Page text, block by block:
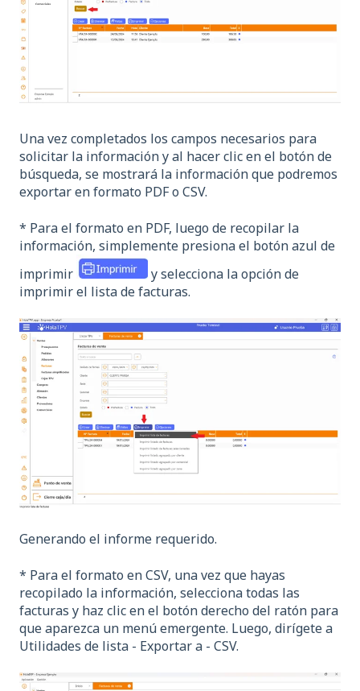
Una vez completados los campos necesarios para
solicitar la información y al hacer clic en el botón de
búsqueda, se mostrará la información que podremos
exportar en formato PDF o CSV.
* Para el formato en PDF, luego de recopilar la
información, simplemente presiona el botón azul de
imprimir
y selecciona la opción de
imprimir el lista de facturas.
Generando el informe requerido.
* Para el formato en CSV, una vez que hayas
recopilado la información, selecciona todas las
facturas y haz clic en el botón derecho del ratón para
que aparezca un menú emergente. Luego, dirígete a
Utilidades de lista - Exportar a - CSV.